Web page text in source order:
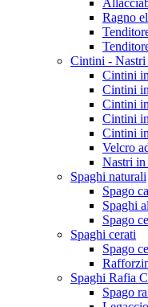
Ragno
Cintini - Nastri
Cintini
Cintini
Cintini
Cintini
Cintini
Velcro
Nastri
Spaghi naturali
Spago
Spaghi
Spago
Spaghi cerati
Spago
Spaghi Rafia
Spago